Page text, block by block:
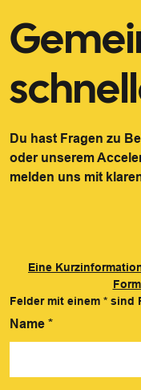
Du hast Fragen zu
oder unserem
melden uns mit
Eine
Felder mit einem * sind
Name *